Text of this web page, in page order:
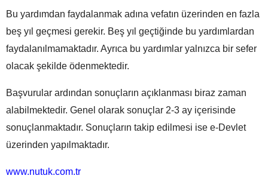
Bu yardımdan faydalanmak adına vefatın üzerinden en fazla
beş yıl geçmesi gerekir. Beş yıl geçtiğinde bu yardımlardan
faydalanılmamaktadır. Ayrıca bu yardımlar yalnızca bir sefer
olacak şekilde ödenmektedir.
Başvurular ardından sonuçların açıklanması biraz zaman
alabilmektedir. Genel olarak sonuçlar 2-3 ay içerisinde
sonuçlanmaktadır. Sonuçların takip edilmesi ise e-Devlet
üzerinden yapılmaktadır.
www.nutuk.com.tr